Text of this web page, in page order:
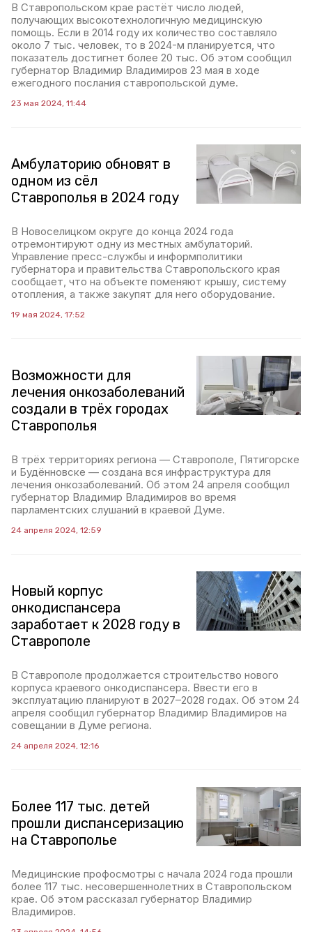
В Ставропольском крае растёт число людей,
получающих высокотехнологичную медицинскую
помощь. Если в 2014 году их количество составляло
около 7 тыс. человек, то в 2024-м планируется, что
показатель достигнет более 20 тыс. Об этом сообщил
губернатор Владимир Владимиров 23 мая в ходе
ежегодного послания ставропольской думе.
23 мая 2024, 11:44
Амбулаторию обновят в
одном из сёл
Ставрополья в 2024 году
В Новоселицком округе до конца 2024 года
отремонтируют одну из местных амбулаторий.
Управление пресс-службы и информполитики
губернатора и правительства Ставропольского края
сообщает, что на объекте поменяют крышу, систему
отопления, а также закупят для него оборудование.
19 мая 2024, 17:52
Возможности для
лечения онкозаболеваний
создали в трёх городах
Ставрополья
В трёх территориях региона — Ставрополе, Пятигорске
и Будённовске — создана вся инфраструктура для
лечения онкозаболеваний. Об этом 24 апреля сообщил
губернатор Владимир Владимиров во время
парламентских слушаний в краевой Думе.
24 апреля 2024, 12:59
Новый корпус
онкодиспансера
заработает к 2028 году в
Ставрополе
В Ставрополе продолжается строительство нового
корпуса краевого онкодиспансера. Ввести его в
эксплуатацию планируют в 2027–2028 годах. Об этом 24
апреля сообщил губернатор Владимир Владимиров на
совещании в Думе региона.
24 апреля 2024, 12:16
Более 117 тыс. детей
прошли диспансеризацию
на Ставрополье
Медицинские профосмотры с начала 2024 года прошли
более 117 тыс. несовершеннолетних в Ставропольском
крае. Об этом рассказал губернатор Владимир
Владимиров.